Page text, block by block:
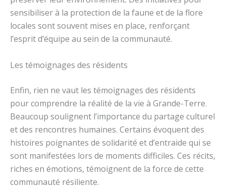
sensibiliser à la protection de la faune et de la flore
locales sont souvent mises en place, renforçant
l’esprit d’équipe au sein de la communauté.
Les témoignages des résidents
Enfin, rien ne vaut les témoignages des résidents
pour comprendre la réalité de la vie à Grande-Terre.
Beaucoup soulignent l’importance du partage culturel
et des rencontres humaines. Certains évoquent des
histoires poignantes de solidarité et d’entraide qui se
sont manifestées lors de moments difficiles. Ces récits,
riches en émotions, témoignent de la force de cette
communauté résiliente.